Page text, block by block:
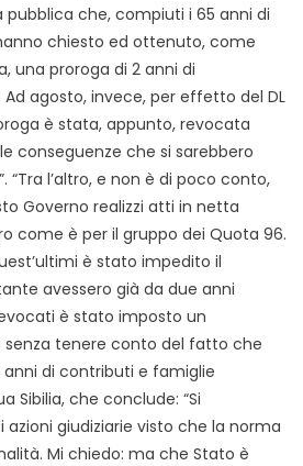
che, compiuti i 65 anni di
chiesto ed ottenuto, come
una proroga di 2 anni di
agosto, invece, per effetto del DL
è stata, appunto, revocata
conseguenze che si sarebbero
“Tra l’altro, e non è di poco conto,
Governo realizzi atti in netta
come è per il gruppo dei Quota 96.
è stato impedito il
avessero già da due anni
è stato imposto un
tenere conto del fatto che
di contributi e famiglie
Sibilia, che conclude: “Si
giudiziarie visto che la norma
Mi chiedo: ma che Stato è